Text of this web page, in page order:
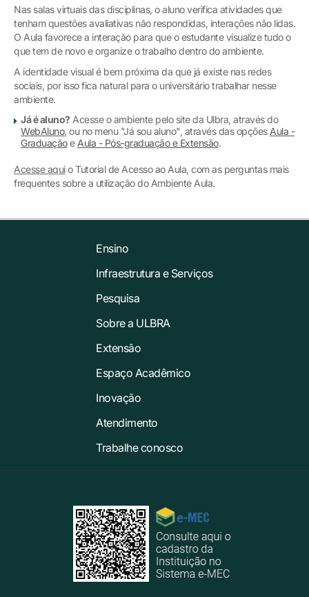
Nas salas virtuais das disciplinas, o aluno verifica atividades que
tenham questões avaliativas não respondidas, interações não lidas.
O Aula favorece a interação para que o estudante visualize tudo o
que tem de novo e organize o trabalho dentro do ambiente.
A identidade visual é bem próxima da que já existe nas redes
sociais, por isso fica natural para o universitário trabalhar nesse
ambiente.
Já é aluno? Acesse o ambiente pelo site da Ulbra, através do
WebAluno, ou no menu "Já sou aluno", através das opções Aula -
Graduaçãoe Aula - Pós-graduação e Extensão.
Acesse aquio Tutorial de Acesso ao Aula, com as perguntas mais
frequentes sobre a utilização do Ambiente Aula.
Ensino
Infraestrutura e Serviços
Pesquisa
Sobre a ULBRA
Extensão
Espaço Acadêmico
Inovação
Atendimento
Trabalhe conosco